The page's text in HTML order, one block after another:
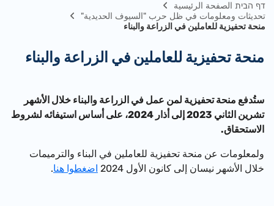
דף הבית الصفحة الرئيسية
تحديثات ومعلومات في ظل حرب "السيوف الحديدية"
منحة تحفيزية للعاملين في الزراعة والبناء
منحة تحفيزية للعاملين في الزراعة والبناء
ستُدفع منحة تحفيزية لمن عمل في الزراعة والبناء خلال الأشهر
تشرين الثاني 2023 إلى أذار 2024، على أساس استيفائه لشروط
الاستحقاق.
ولمعلومات عنمنحة تحفيزية للعاملين في البناء والترميمات
خلال الأشهر نيسان إلى كانون الأول 2024
اضغطوا هنا.